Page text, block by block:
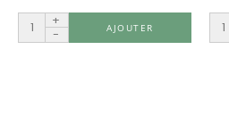
+
-
AJOUTER